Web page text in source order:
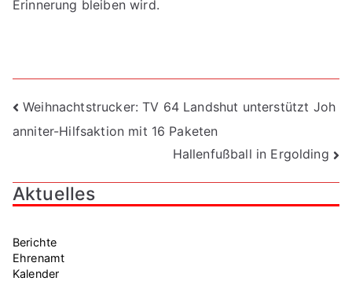
Erinnerung bleiben wird.
Beitragsnavigation
Weihnachtstrucker: TV 64 Landshut unterstützt Joh
anniter-Hilfsaktion mit 16 Paketen
Hallenfußball in Ergolding
Aktuelles
Berichte
Ehrenamt
Kalender